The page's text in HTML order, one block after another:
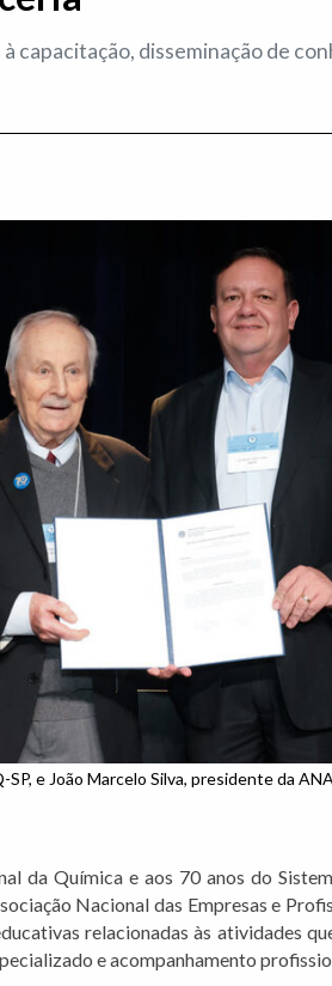
capacitação, disseminação de
e João Marcelo Silva, presidente da
da Química e aos 70 anos do
Nacional das Empresas e
relacionadas às atividades
e acompanhamento